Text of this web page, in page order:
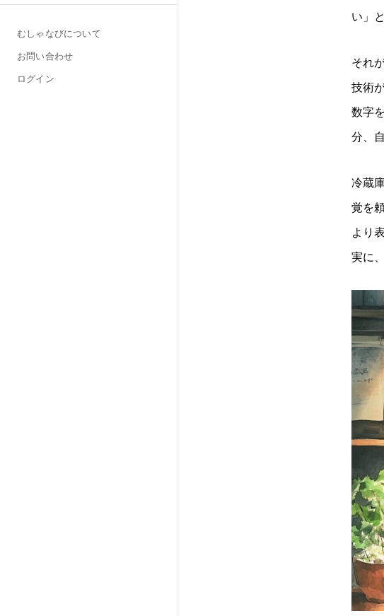
むしゃなびについて
お問い合わせ
ログイン
い」
それ
技術
数字
分、
冷蔵
覚を
より
実に